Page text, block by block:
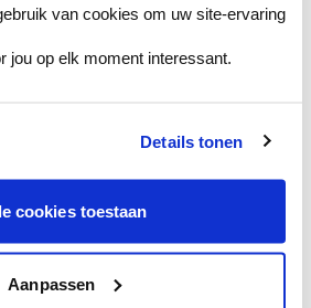
van cookies om uw site-ervaring
jou op elk moment interessant.
Details tonen
cookies toestaan
Aanpassen
advies om kleuren te
de kleuradviseur door je
op basis van de lichtinval